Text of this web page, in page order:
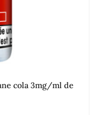
cola 3mg/ml de